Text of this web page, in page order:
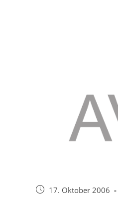
Beitrag17. Oktober 2006